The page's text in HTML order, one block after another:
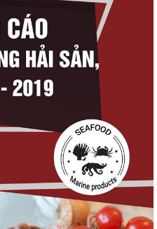
giảm, giá cá rô phi Trung Quốc
sản thế giới ngày 3/8/2026
tăng mạnh nhập khẩu mực,
cung...